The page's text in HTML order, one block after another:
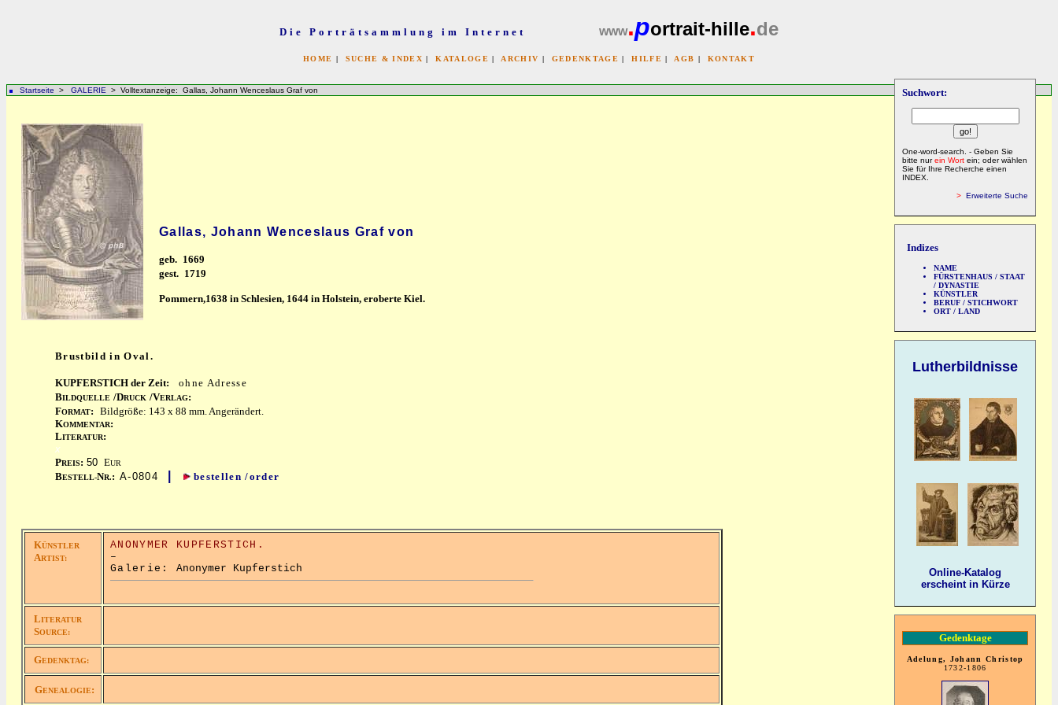
Die Porträtsammlung im Internet www.portrait-hille.de
HOME | SUCHE & INDEX |KATALOGE | ARCHIV | GEDENKTAGE |HILFE | AGB | KONTAKT
Suchwort:
One-word-search. - Geben Sie
bitte nurein Wort ein; oder wählen
Sie für Ihre Recherche einen
INDEX.
> Erweiterte Suche
Indizes
NAME
FÜRSTENHAUS / STAAT
/ DYNASTIE
KÜNSTLER
BERUF / STICHWORT
ORT / LAND
Lutherbildnisse
Online-Katalog
erscheint in Kürze
Gedenktage
Adelung, Johann Christop
1732-1806
Startseite > GALERIE > Volltextanzeige: Gallas, Johann Wenceslaus Graf von
Gallas, Johann Wenceslaus Graf von
geb. 1669
gest. 1719
Pommern,1638 in Schlesien, 1644 in Holstein, eroberte Kiel.
Brustbild in Oval.
KUPFERSTICH der Zeit:
ohne Adresse
BILDQUELLE /DRUCK /VERLAG:
FORMAT: Bildgröße: 143 x 88 mm. Angerändert.
KOMMENTAR:
LITERATUR:
x
PREIS: 50 EUR
BESTELL-NR.: A-0804 bestellen /order
KÜNSTLER
ARTIST:
ANONYMER KUPFERSTICH.
–
Galerie: Anonymer Kupferstich
LITERATUR
SOURCE:
GEDENKTAG:
GENEALOGIE: